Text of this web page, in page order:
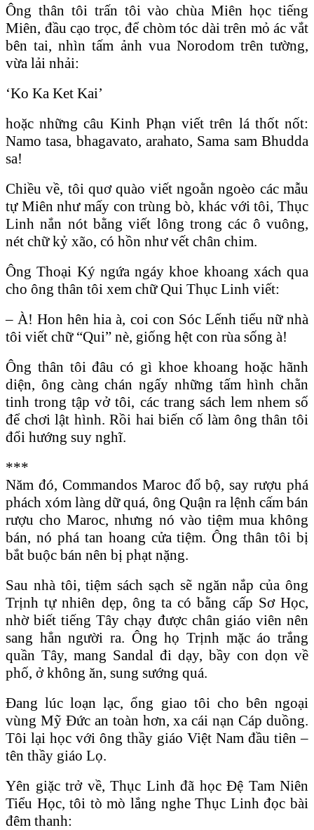
Ông thân tôi trấn tôi vào chùa Miên học tiếng
Miên, đầu cạo trọc, để chòm tóc dài trên mỏ ác vắt
bên tai, nhìn tấm ảnh vua Norodom trên tường,
vừa lải nhải:
‘Ko Ka Ket Kai’
hoặc những câu Kinh Phạn viết trên lá thốt nốt:
Namo tasa, bhagavato, arahato, Sama sam Bhudda
sa!
Chiều về, tôi quơ quào viết ngoằn ngoèo các mẫu
tự Miên như mấy con trùng bò, khác với tôi, Thục
Linh nắn nót bằng viết lông trong các ô vuông,
nét chữ kỷ xão, có hồn như vết chân chim.
Ông Thoại Ký ngứa ngáy khoe khoang xách qua
cho ông thân tôi xem chữ Qui Thục Linh viết:
– À! Hon hên hia à, coi con Sóc Lếnh tiểu nữ nhà
tôi viết chữ “Qui” nè, giống hệt con rùa sống à!
Ông thân tôi đâu có gì khoe khoang hoặc hãnh
diện, ông càng chán ngấy những tấm hình chằn
tinh trong tập vở tôi, các trang sách lem nhem số
để chơi lật hình. Rồi hai biến cố làm ông thân tôi
đổi hướng suy nghĩ.
***
Năm đó, Commandos Maroc đổ bộ, say rượu phá
phách xóm làng dữ quá, ông Quận ra lệnh cấm bán
rượu cho Maroc, nhưng nó vào tiệm mua không
bán, nó phá tan hoang cửa tiệm. Ông thân tôi bị
bắt buộc bán nên bị phạt nặng.
Sau nhà tôi, tiệm sách sạch sẽ ngăn nắp của ông
Trịnh tự nhiên dẹp, ông ta có bằng cấp Sơ Học,
nhờ biết tiếng Tây chạy được chân giáo viên nên
sang hẳn người ra. Ông họ Trịnh mặc áo trắng
quần Tây, mang Sandal đi dạy, bầy con dọn về
phố, ở không ăn, sung sướng quá.
Ðang lúc loạn lạc, ổng giao tôi cho bên ngoại
vùng Mỹ Ðức an toàn hơn, xa cái nạn Cáp duồng.
Tôi lại học với ông thầy giáo Việt Nam đầu tiên –
tên thầy giáo Lọ.
Yên giặc trở về, Thục Linh đã học Đệ Tam Niên
Tiểu Học, tôi tò mò lắng nghe Thục Linh đọc bài
đêm thanh: